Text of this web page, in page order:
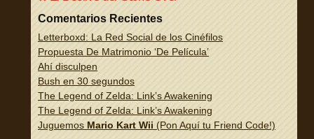
Comentarios Recientes
Letterboxd: La Red Social de los Cinéfilos
Propuesta De Matrimonio ‘De Película’
Ahí disculpen
Bush en 30 segundos
The Legend of Zelda: Link’s Awakening
The Legend of Zelda: Link’s Awakening
Juguemos Mario Kart Wii (Pon Aquí tu Friend Code!)